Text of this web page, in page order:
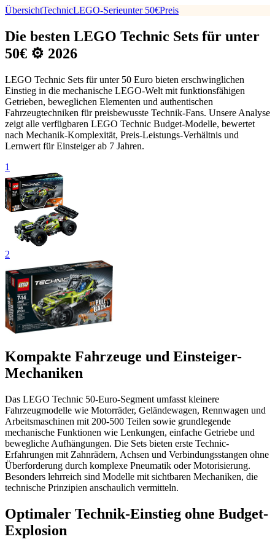
ÜbersichtTechnicLEGO-Serieunter 50€Preis
Die besten LEGO Technic Sets für unter
50€ ⚙️ 2026
LEGO Technic Sets für unter 50 Euro bieten erschwinglichen
Einstieg in die mechanische LEGO-Welt mit funktionsfähigen
Getrieben, beweglichen Elementen und authentischen
Fahrzeugtechniken für preisbewusste Technik-Fans. Unsere Analyse
zeigt alle verfügbaren LEGO Technic Budget-Modelle, bewertet
nach Mechanik-Komplexität, Preis-Leistungs-Verhältnis und
Lernwert für Einsteiger ab 7 Jahren.
1
2
Kompakte Fahrzeuge und Einsteiger-
Mechaniken
Das LEGO Technic 50-Euro-Segment umfasst kleinere
Fahrzeugmodelle wie Motorräder, Geländewagen, Rennwagen und
Arbeitsmaschinen mit 200-500 Teilen sowie grundlegende
mechanische Funktionen wie Lenkungen, einfache Getriebe und
bewegliche Aufhängungen. Die Sets bieten erste Technic-
Erfahrungen mit Zahnrädern, Achsen und Verbindungsstangen ohne
Überforderung durch komplexe Pneumatik oder Motorisierung.
Besonders lehrreich sind Modelle mit sichtbaren Mechaniken, die
technische Prinzipien anschaulich vermitteln.
Optimaler Technik-Einstieg ohne Budget-
Explosion